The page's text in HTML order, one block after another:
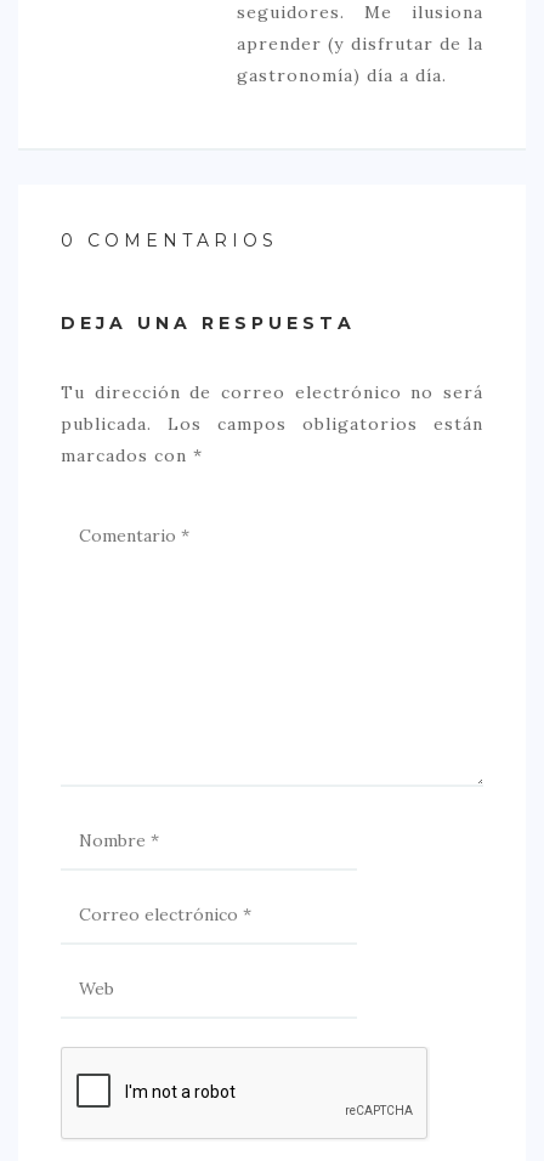
seguidores. Me ilusiona
aprender (y disfrutar de la
gastronomía) día a día.
0 COMENTARIOS
DEJA UNA RESPUESTA
Tu dirección de correo electrónico no será
publicada.
Los campos obligatorios están
marcados con *